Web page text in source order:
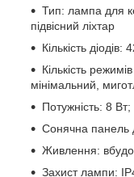
Тип: лампа для
підвісний ліхтар
Кількість діодів:
Кількість
мінімальний,
Потужність: 8 Вт;
Сонячна панель
Живлення:
Захист лампи: